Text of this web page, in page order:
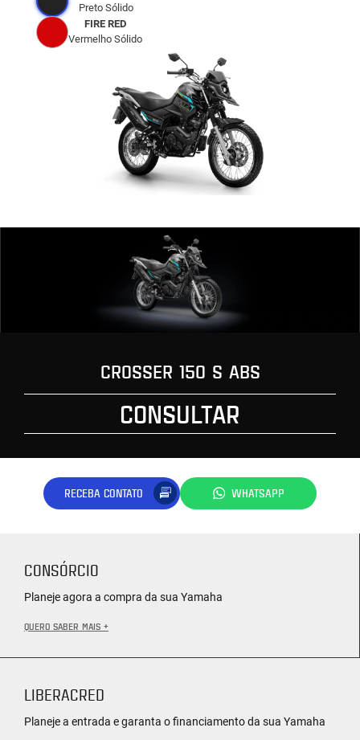
Preto Sólido
FIRE RED
Vermelho Sólido
CROSSER 150 S ABS
CONSULTAR
RECEBA CONTATO WHATSAPP
CONSÓRCIO
Planeje agora a compra da sua Yamaha
QUERO SABER MAIS +
LIBERACRED
Planeje a entrada e garanta o financiamento da sua Yamaha